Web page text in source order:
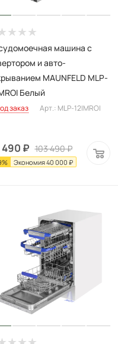
машина c
и авто-
MAUNFELD MLP-
Белый
заказ Арт.: MLP-12IMROI
490 ₽ 103 490₽
% Экономия40 000 ₽